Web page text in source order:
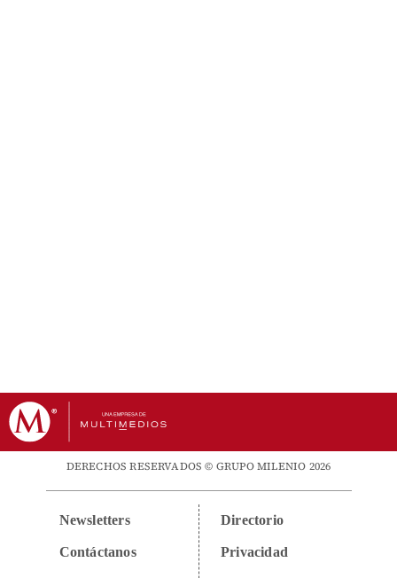
DERECHOS RESERVADOS © GRUPO MILENIO 2026
Newsletters
Contáctanos
Directorio
Privacidad